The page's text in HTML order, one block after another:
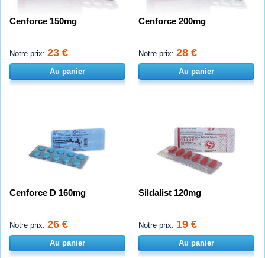
Cenforce 150mg
Notre prix: 23 €
Au panier
Cenforce 200mg
Notre prix: 28 €
Au panier
Cenforce D 160mg
Notre prix: 26 €
Au panier
Sildalist 120mg
Notre prix: 19 €
Au panier